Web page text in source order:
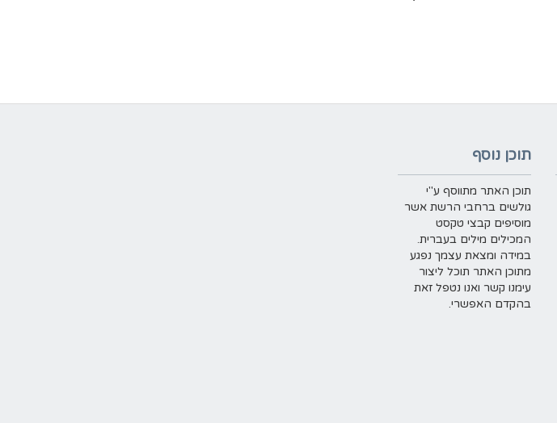
תוכן נוסף
תוכן האתר מתווסף ע"י
גולשים ברחבי הרשת אשר
מוסיפים קבצי טקסט
המכילים מילים בעברית.
במידה ומצאת עצמך נפגע
מתוכן האתר תוכל ליצור
עימנו קשר ואנו נטפל זאת
בהקדם האפשרי.